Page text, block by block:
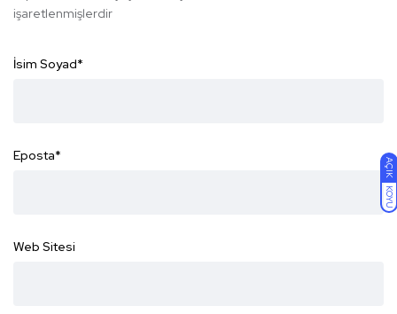
AÇIK
KOYU
işaretlenmişlerdir
İsim Soyad*
Eposta*
Web Sitesi